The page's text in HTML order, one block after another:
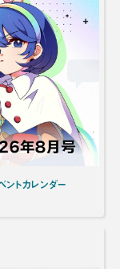
ントカレンダー